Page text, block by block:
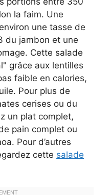
la faim. Une
une tasse de
du jambon et une
Cette salade
grâce aux lentilles
faible en calories,
Pour plus de
cerises ou du
un plat complet,
pain complet ou
Pour d’autres
cette salade